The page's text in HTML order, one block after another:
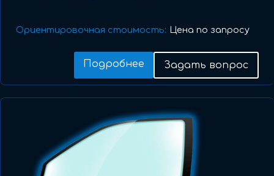
Ориентировочная стоимость: Цена по запросу
Подробнее Задать вопрос